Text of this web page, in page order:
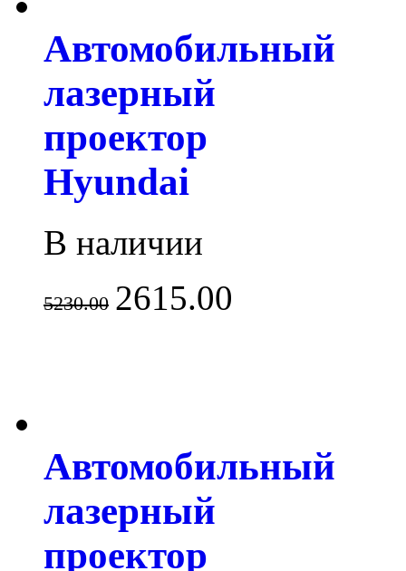
Автомобильный
лазерный
проектор
Hyundai
В наличии
5230.00 2615.00
Автомобильный
лазерный
проектор